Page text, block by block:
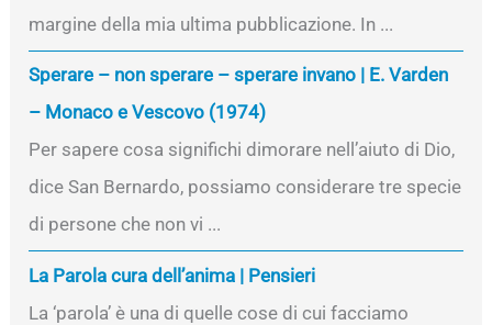
margine della mia ultima pubblicazione. In ...
Sperare – non sperare – sperare invano | E. Varden
– Monaco e Vescovo (1974)
Per sapere cosa significhi dimorare nell’aiuto di Dio,
dice San Bernardo, possiamo considerare tre specie
di persone che non vi ...
La Parola cura dell’anima | Pensieri
La ‘parola’ è una di quelle cose di cui facciamo